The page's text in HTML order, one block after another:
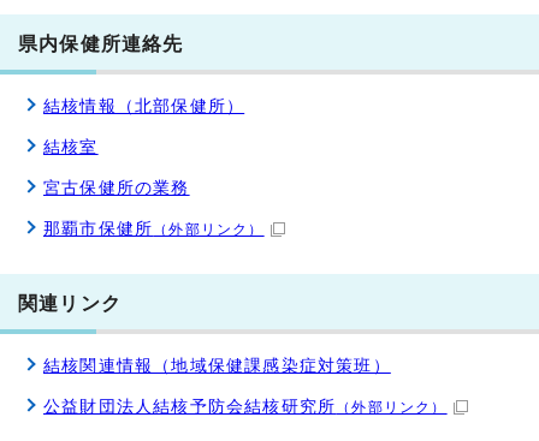
県内保健所連絡先
結核情報（北部保健所）
結核室
宮古保健所の業務
那覇市保健所 （外部リンク）
関連リンク
結核関連情報（地域保健課感染症対策班）
公益財団法人結核予防会結核研究所 （外部リンク）